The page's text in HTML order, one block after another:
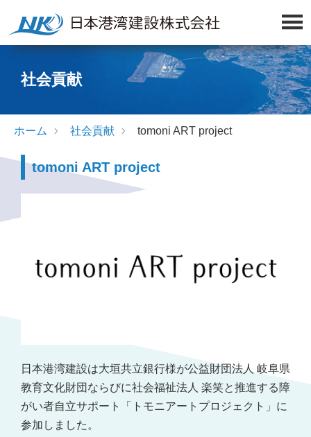
社会貢献
ホーム 社会貢献 tomoni ART project
tomoni ART project
日本港湾建設は大垣共立銀行様が公益財団法人 岐阜県
教育文化財団ならびに社会福祉法人 楽笑と推進する障
がい者自立サポート「トモニアートプロジェクト」に
参加しました。